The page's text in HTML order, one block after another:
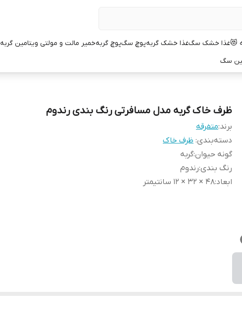
😻غذا خشک سگغذا خشک گربهپوچ سگپوچ گربهخمیر مالت و مولتی ویتامین گربه
سگ
ظرف خاک گربه مدل مسافرتی رنگ بندی رندوم
برند:متفرقه
دسته‌بندی: ظرف خاک
گونه حیوان:گربه
رنگ بندی:رندوم
ابعاد:48 × 32 × 12 سانتیمتر